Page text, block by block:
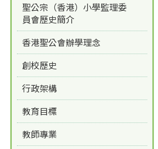
聖公宗（香港）小學監理委
員會歷史簡介
香港聖公會辦學理念
創校歷史
行政架構
教育目標
教師專業